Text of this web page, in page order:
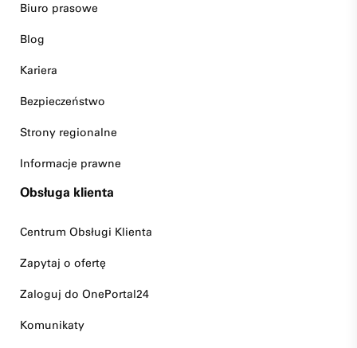
Biuro prasowe
Blog
Kariera
Bezpieczeństwo
Strony regionalne
Informacje prawne
Obsługa klienta
Centrum Obsługi Klienta
Zapytaj o ofertę
Zaloguj do OnePortal24
Komunikaty